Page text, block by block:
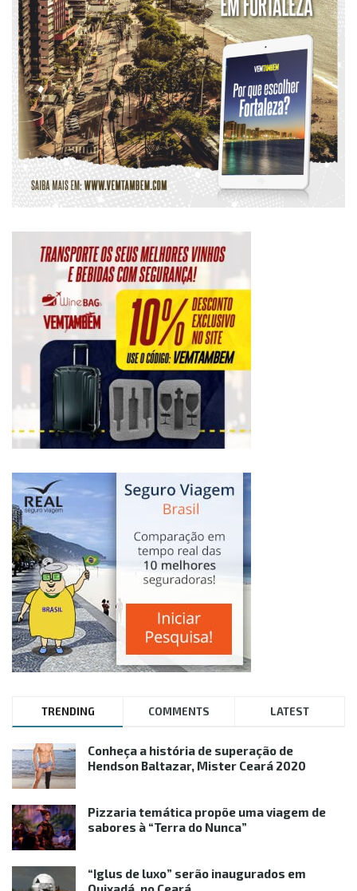
TRENDING COMMENTS LATEST
Conheça a história de superação de
Hendson Baltazar, Mister Ceará 2020
Pizzaria temática propõe uma viagem de
sabores à “Terra do Nunca”
“Iglus de luxo” serão inaugurados em